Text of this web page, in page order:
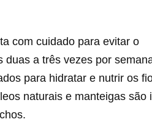
com cuidado para evitar o
duas a três vezes por
para hidratar e nutrir os
naturais e manteigas são